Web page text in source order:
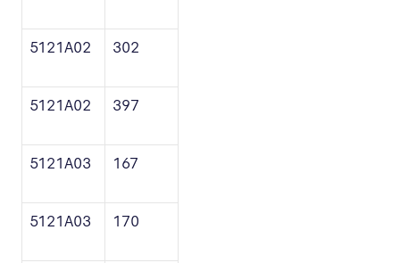
5121A02 302
5121A02 397
5121A03 167
5121A03 170